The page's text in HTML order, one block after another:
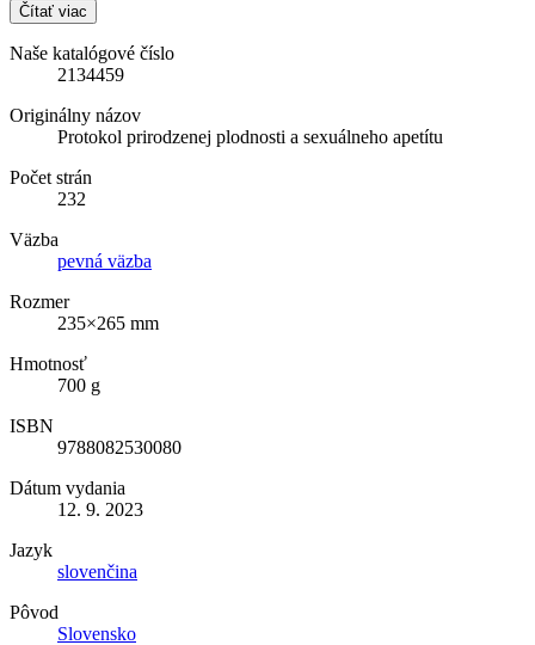
Čítať viac
Naše katalógové číslo
2134459
Originálny názov
Protokol prirodzenej plodnosti a sexuálneho apetítu
Počet strán
232
Väzba
pevná väzba
Rozmer
235×265 mm
Hmotnosť
700 g
ISBN
9788082530080
Dátum vydania
12. 9. 2023
Jazyk
slovenčina
Pôvod
Slovensko